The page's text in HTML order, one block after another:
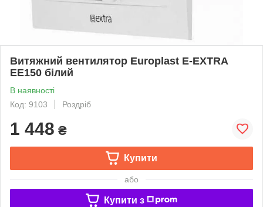
Витяжний вентилятор Europlast E-EXTRA
EЕ150 білий
В наявності
Код: 9103
Роздріб
1 448 ₴
Купити
або
Купити з